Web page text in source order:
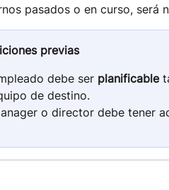
pasados o en curso, será
previas
debe ser planificable
de destino.
o director debe tener